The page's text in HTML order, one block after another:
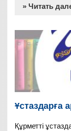
» Читать
Ұстаздарға
Құрметті